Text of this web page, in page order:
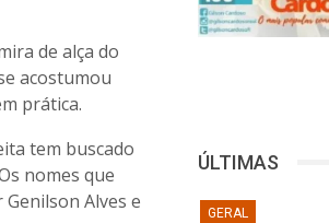
de alça do
acostumou
prática.
tem buscado
nomes que
Alves e
ÚLTIMAS
GERAL